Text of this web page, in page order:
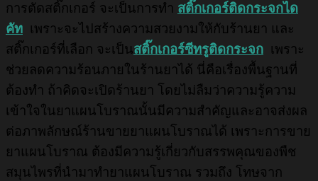
การตัดสติ๊กเกอร์ จะเป็นการทำ สติ๊กเกอร์ติดกระจกได
คัท เพราะจะไปสร้างความสวยงามให้กับร้านยา และ
สติ๊กเกอร์ที่เลือก จะเป็นสติ๊กเกอร์ซีทรูติดกระจก เพราะ
ช่วยลดความร้อนภายในร้านยาได้ นี่คือเรื่องพื้นฐานที่
ต้องทำ ถ้าคิดจะเปิดร้านยา โดยไม่ลืมว่าความรู้ความ
เข้าใจในยาแผนโบราณนั้นมีความสำคัญและอาจส่งผล
ต่อภาพลักษณ์ร้านขายยาแผนโบราณได้ เพราะการขาย
ยาแผนโบราณ ต้องมีความรู้เกี่ยวกับสรรพคุณของพืช
สมุนไพรที่นำมาทำยาแผนโบราณ รวมถึง โทษจาก